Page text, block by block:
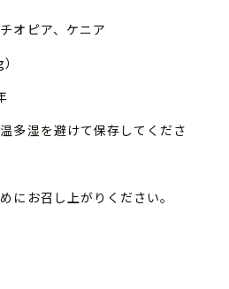
オピア、ケニア
多湿を避けて保存してくださ
にお召し上がりください。